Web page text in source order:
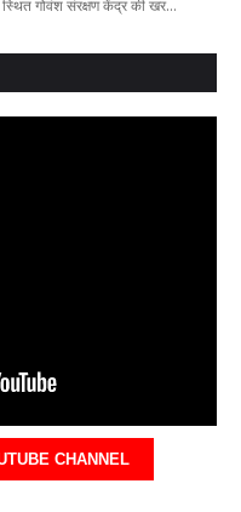
स्थित गोवंश संरक्षण केंद्र की खर…
CHANNEL